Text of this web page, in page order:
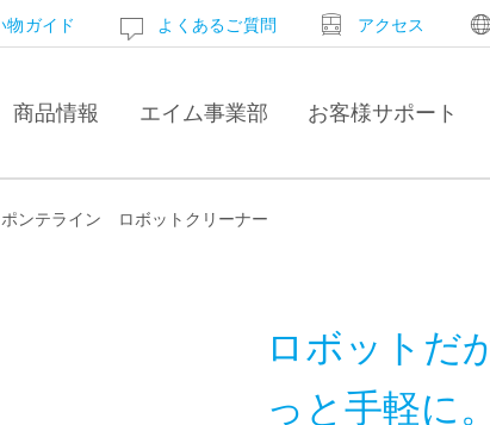
物ガイド よくあるご質問 アクセス
商品情報 エイム事業部 お客様サポート
ンテライン ロボットクリーナー
ロボットだ
っと手軽に。